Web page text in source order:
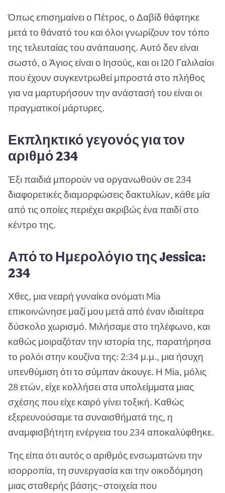
Όπως επισημαίνει ο Πέτρος, ο Δαβίδ θάφτηκε
μετά το θάνατό του και όλοι γνωρίζουν τον τόπο
της τελευταίας του ανάπαυσης. Αυτό δεν είναι
σωστό, ο Άγιος είναι ο Ιησούς, και οι 120 Γαλιλαίοι
που έχουν συγκεντρωθεί μπροστά στο πλήθος
για να μαρτυρήσουν την ανάστασή του είναι οι
πραγματικοί μάρτυρες.
Εκπληκτικό γεγονός για τον
αριθμό 234
Έξι παιδιά μπορούν να οργανωθούν σε 234
διαφορετικές διαμορφώσεις δακτυλίων, κάθε μία
από τις οποίες περιέχει ακριβώς ένα παιδί στο
κέντρο της.
Από το Ημερολόγιο της Jessica:
234
Χθες, μια νεαρή γυναίκα ονόματι Mia
επικοινώνησε μαζί μου μετά από έναν ιδιαίτερα
δύσκολο χωρισμό. Μιλήσαμε στο τηλέφωνο, και
καθώς μοιραζόταν την ιστορία της, παρατήρησα
το ρολόι στην κουζίνα της: 2:34 μ.μ., μια ήσυχη
υπενθύμιση ότι το σύμπαν άκουγε. Η Mia, μόλις
28 ετών, είχε κολλήσει στα υπολείμματα μιας
σχέσης που είχε καιρό γίνει τοξική. Καθώς
εξερευνούσαμε τα συναισθήματά της, η
αναμφισβήτητη ενέργεια του 234 αποκαλύφθηκε.
Της είπα ότι αυτός ο αριθμός ενσωματώνει την
ισορροπία, τη συνεργασία και την οικοδόμηση
μιας σταθερής βάσης—στοιχεία που